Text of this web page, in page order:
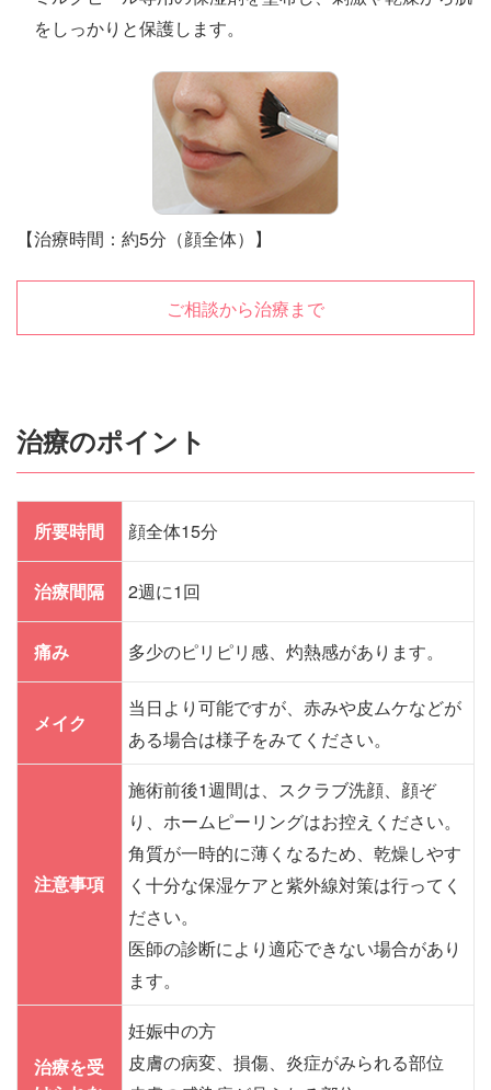
をしっかりと保護します。
【治療時間：約5分（顔全体）】
ご相談から治療まで
治療のポイント
所要時間 顔全体15分
治療間隔 2週に1回
痛み 多少のピリピリ感、灼熱感があります。
メイク
当日より可能ですが、赤みや皮ムケなどが
ある場合は様子をみてください。
注意事項
施術前後1週間は、スクラブ洗顔、顔ぞ
り、ホームピーリングはお控えください。
角質が一時的に薄くなるため、乾燥しやす
く十分な保湿ケアと紫外線対策は行ってく
ださい。
医師の診断により適応できない場合があり
ます。
治療を受
妊娠中の方
皮膚の病変、損傷、炎症がみられる部位